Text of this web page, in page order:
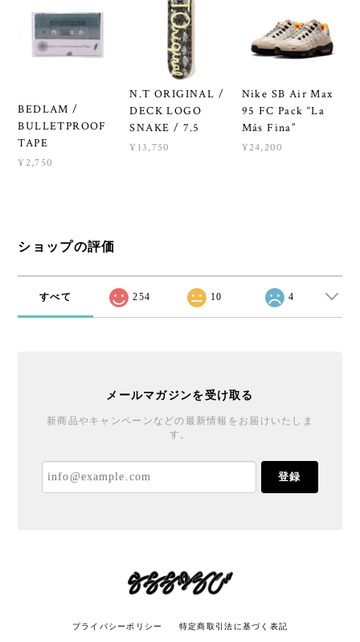
BEDLAM /
BULLETPROOF
TAPE
¥2,750
N.T ORIGINAL /
DECK LOGO
SNAKE / 7.5
¥13,750
Nike SB Air Max
95 FC Pack “La
Más Fina”
¥24,200
ショップの評価
すべて 254 10 4
メールマガジンを受け取る
新商品やキャンペーンなどの最新情報をお届けいたしま
す。
登録
プライバシーポリシー 特定商取引法に基づく表記